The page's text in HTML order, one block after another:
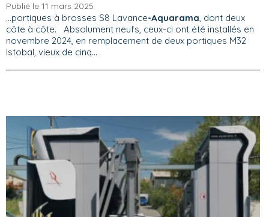
Publié le 11 mars 2025
...portiques à brosses S8 Lavance-Aquarama, dont deux
côte à côte. Absolument neufs, ceux-ci ont été installés en
novembre 2024, en remplacement de deux portiques M32
Istobal, vieux de cinq...